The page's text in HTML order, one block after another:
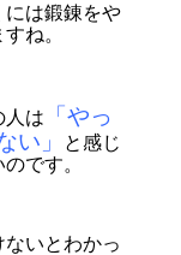
には鍛錬をや
ね。
人は
「やっ
い」
と感じ
です。
いとわかっ